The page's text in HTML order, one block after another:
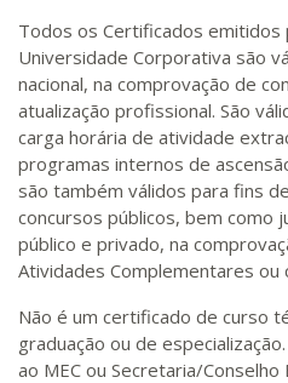
Todos os Certificados emitidos
Universidade Corporativa são
nacional, na comprovação de
atualização profissional. São
carga horária de atividade
programas internos de
são também válidos para fins
concursos públicos, bem como
público e privado, na
Atividades Complementares ou
Não é um certificado de curso
graduação ou de
ao MEC ou Secretaria/Conselho